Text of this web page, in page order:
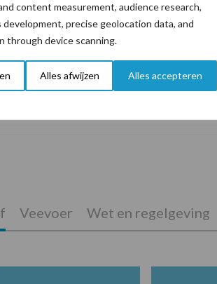
content measurement, audience research,
development, precise geolocation data, and
through device scanning.
Alles afwijzen Alles accepteren
een vaak onderschatte
Veevoer Wet en regelgeving